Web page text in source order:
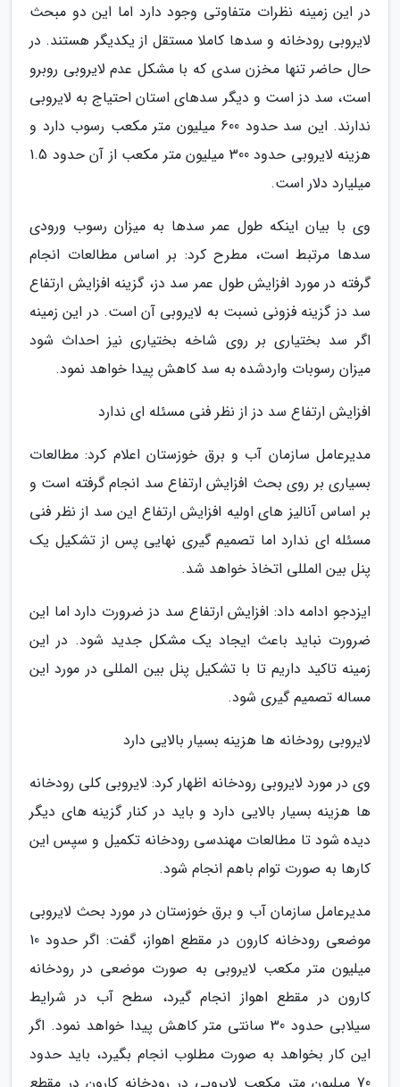
در این زمینه نظرات متفاوتی وجود دارد اما این دو مبحث
لایروبی رودخانه و سدها کاملا مستقل از یکدیگر هستند. در
حال حاضر تنها مخزن سدی که با مشکل عدم لایروبی روبرو
است، سد دز است و دیگر سدهای استان احتیاج به لایروبی
ندارند. این سد حدود 600 میلیون متر مکعب رسوب دارد و
هزینه لایروبی حدود 300 میلیون متر مکعب از آن حدود 1.5
میلیارد دلار است.
وی با بیان اینکه طول عمر سدها به میزان رسوب ورودی
سدها مرتبط است، مطرح کرد: بر اساس مطالعات انجام
گرفته در مورد افزایش طول عمر سد دز، گزینه افزایش ارتفاع
سد دز گزینه فزونی نسبت به لایروبی آن است. در این زمینه
اگر سد بختیاری بر روی شاخه بختیاری نیز احداث شود
میزان رسوبات واردشده به سد کاهش پیدا خواهد نمود.
افزایش ارتفاع سد دز از نظر فنی مسئله ای ندارد
مدیرعامل سازمان آب و برق خوزستان اعلام کرد: مطالعات
بسیاری بر روی بحث افزایش ارتفاع سد انجام گرفته است و
بر اساس آنالیز های اولیه افزایش ارتفاع این سد از نظر فنی
مسئله ای ندارد اما تصمیم گیری نهایی پس از تشکیل یک
پنل بین المللی اتخاذ خواهد شد.
ایزدجو ادامه داد: افزایش ارتفاع سد دز ضرورت دارد اما این
ضرورت نباید باعث ایجاد یک مشکل جدید شود. در این
زمینه تاکید داریم تا با تشکیل پنل بین المللی در مورد این
مساله تصمیم گیری شود.
لایروبی رودخانه ها هزینه بسیار بالایی دارد
وی در مورد لایروبی رودخانه اظهار کرد: لایروبی کلی رودخانه
ها هزینه بسیار بالایی دارد و باید در کنار گزینه های دیگر
دیده شود تا مطالعات مهندسی رودخانه تکمیل و سپس این
کارها به صورت توام باهم انجام شود.
مدیرعامل سازمان آب و برق خوزستان در مورد بحث لایروبی
موضعی رودخانه کارون در مقطع اهواز، گفت: اگر حدود 10
میلیون متر مکعب لایروبی به صورت موضعی در رودخانه
کارون در مقطع اهواز انجام گیرد، سطح آب در شرایط
سیلابی حدود 30 سانتی متر کاهش پیدا خواهد نمود. اگر
این کار بخواهد به صورت مطلوب انجام بگیرد، باید حدود